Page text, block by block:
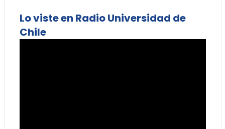
Lo viste en Radio Universidad de
Chile